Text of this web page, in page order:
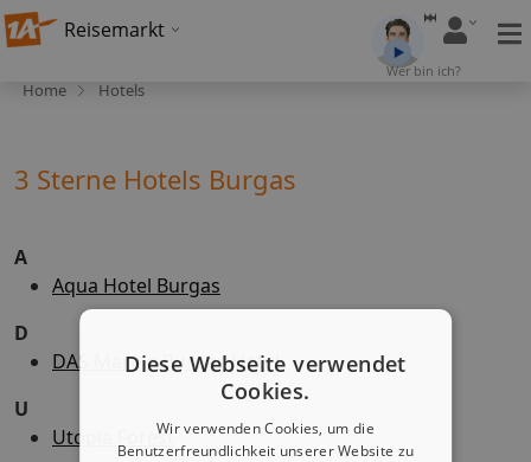
Reisemarkt
Wer bin ich?
Home Hotels
3 Sterne Hotels Burgas
A
Aqua Hotel Burgas
D
DAS Marina Burgas Hotel
U
Utopia Forest
Diese Webseite verwendet
Cookies.
Wir verwenden Cookies, um die
Benutzerfreundlichkeit unserer Website zu